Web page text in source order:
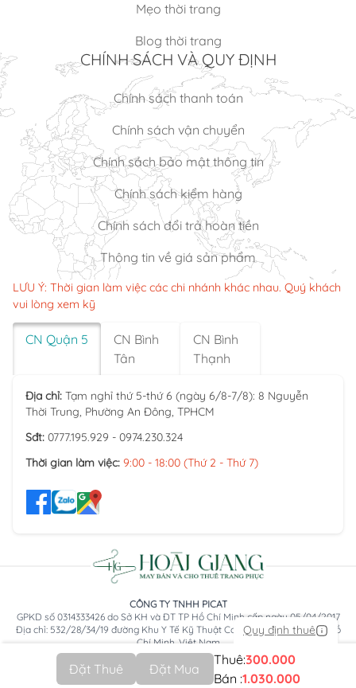
Quy định thuê
Đặt Thuê Đặt Mua
Thuê:300.000
Bán :1.030.000
Mẹo thời trang
Blog thời trang
CHÍNH SÁCH VÀ QUY ĐỊNH
Chính sách thanh toán
Chính sách vận chuyển
Chính sách bảo mật thông tin
Chính sách kiểm hàng
Chính sách đổi trả hoàn tiền
Thông tin về giá sản phẩm
LƯU Ý: Thời gian làm việc các chi nhánh khác nhau. Quý khách
vui lòng xem kỹ
CN Quận 5
CN Bình
Tân
CN Bình
Thạnh
Địa chỉ: Tạm nghỉ thứ 5-thứ 6 (ngày 6/8-7/8): 8 Nguyễn
Thời Trung, Phường An Đông, TPHCM
Sđt: 0777.195.929 - 0974.230.324
Thời gian làm việc: 9:00 - 18:00 (Thứ 2 - Thứ 7)
CÔNG TY TNHH PICAT
GPKD số 0314333426 do Sở KH và ĐT TP Hồ Chí Minh cấp ngày 05/04/2017
Địa chỉ: 532/28/34/19 đường Khu Y Tế Kỹ Thuật Cao, Phường An Lạc, TP Hồ
Chí Minh, Việt Nam